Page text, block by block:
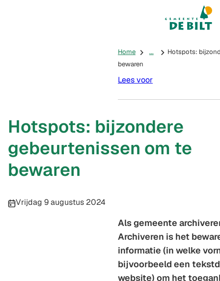
Mijn De Bilt
(Verwijst
Home ...
Hotspots:
bewaren
Lees voor
Hotspots: bijzondere
gebeurtenissen om te
bewaren
Publicatiedatum:
Vrijdag 9 augustus 2024
Als gemeente
Archiveren is het
informatie (in welke
bijvoorbeeld een
website) om het